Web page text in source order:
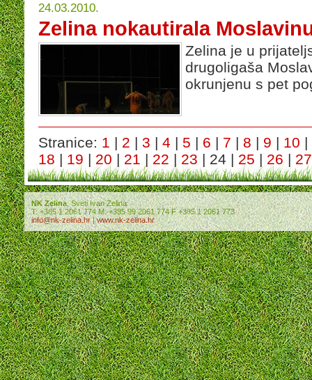
24.03.2010.
Zelina nokautirala
Zelina je u
drugoligaša
okrunjenu s pet
Stranice: 1 | 2 | 3 | 4 | 5 | 6 | 7 | 8 | 9 | 10 |
18 | 19 | 20 | 21 | 22 | 23 | 24 | 25 | 26 | 27
NK Zelina, Sveti Ivan Zelina
T: +385 1 2061 774 M: +385 99 2061 774 F +385 1 2061 773
info@nk-zelina.hr|www.nk-zelina.hr